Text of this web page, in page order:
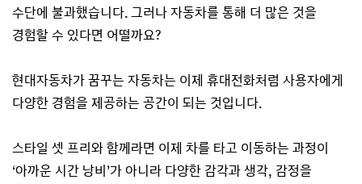
수단에 불과했습니다. 그러나 자동차를 통해 더 많은 것을
경험할 수 있다면 어떨까요?
현대자동차가 꿈꾸는 자동차는 이제 휴대전화처럼 사용자에게
다양한 경험을 제공하는 공간이 되는 것입니다.
스타일 셋 프리와 함께라면 이제 차를 타고 이동하는 과정이
‘아까운 시간 낭비’가 아니라 다양한 감각과 생각, 감정을